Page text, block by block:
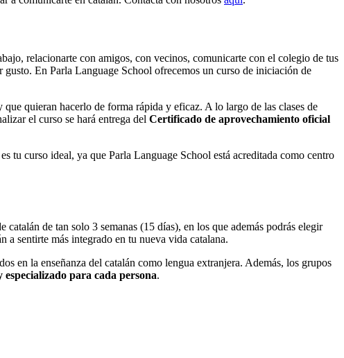
relacionarte con amigos, con vecinos, comunicarte con el colegio de tus
En Parla Language School ofrecemos un curso de iniciación de
que quieran hacerlo de forma rápida y eficaz. A lo largo de las clases de
el curso se hará entrega del Certificado de aprovechamiento oficial
tu curso ideal, ya que Parla Language School está acreditada como centro
de tan solo 3 semanas (15 días), en los que además podrás elegir
a sentirte más integrado en tu nueva vida catalana.
en la enseñanza del catalán como lengua extranjera. Además, los grupos
para cada persona.